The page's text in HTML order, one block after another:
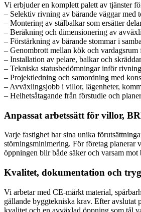
Vi erbjuder en komplett palett av tjänster
– Selektiv rivning av bärande väggar med
– Montering av stålbalkar som ersätter
– Beräkning och dimensionering av
– Förstärkning av bärande stommar i
– Genombrott mellan kök och
– Installation av pelare, balkar och
– Tekniska statusbedömningar inför
– Projektledning och samordning med
– Avväxlingsjobb i villor, lägenheter,
– Helhetsåtagande från förstudie och
Anpassat arbetssätt för villor,
Varje fastighet har sina unika
störningsminimering. För företag planerar
öppningen blir både säker och varsam
Kvalitet, dokumentation och
Vi arbetar med CE-märkt material,
gällande byggtekniska krav. Efter
kvalitet och en avväxlad öppning som tål